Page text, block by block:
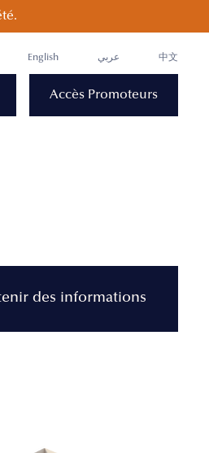
English عربي 中文
Accès Promoteurs
des informations